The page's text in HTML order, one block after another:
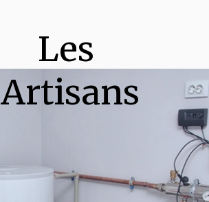
Les
Artisans